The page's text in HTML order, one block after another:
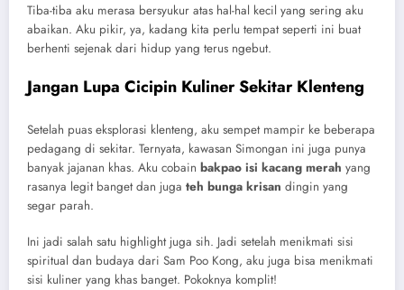
Tiba-tiba aku merasa bersyukur atas hal-hal kecil yang sering aku
abaikan. Aku pikir, ya, kadang kita perlu tempat seperti ini buat
berhenti sejenak dari hidup yang terus ngebut.
Jangan Lupa Cicipin Kuliner Sekitar Klenteng
Setelah puas eksplorasi klenteng, aku sempet mampir ke beberapa
pedagang di sekitar. Ternyata, kawasan Simongan ini juga punya
banyak jajanan khas. Aku cobain bakpao isi kacang merah yang
rasanya legit banget dan juga teh bunga krisan dingin yang
segar parah.
Ini jadi salah satu highlight juga sih. Jadi setelah menikmati sisi
spiritual dan budaya dari Sam Poo Kong, aku juga bisa menikmati
sisi kuliner yang khas banget. Pokoknya komplit!